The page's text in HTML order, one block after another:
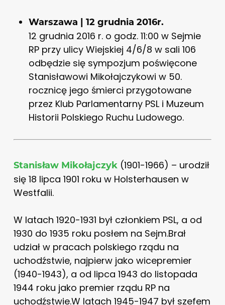
Warszawa | 12 grudnia 2016r.
12 grudnia 2016 r. o godz. 11:00 w Sejmie
RP przy ulicy Wiejskiej 4/6/8 w sali 106
odbędzie się sympozjum poświęcone
Stanisławowi Mikołajczykowi w 50.
rocznicę jego śmierci przygotowane
przez Klub Parlamentarny PSL i Muzeum
Historii Polskiego Ruchu Ludowego.
Stanisław Mikołajczyk(1901-1966) – urodził
się 18 lipca 1901 roku w Holsterhausen w
Westfalii.
W latach 1920-1931 był członkiem PSL, a od
1930 do 1935 roku posłem na Sejm.Brał
udział w pracach polskiego rządu na
uchodźstwie, najpierw jako wicepremier
(1940-1943), a od lipca 1943 do listopada
1944 roku jako premier rządu RP na
uchodźstwie.W latach 1945-1947 był szefem